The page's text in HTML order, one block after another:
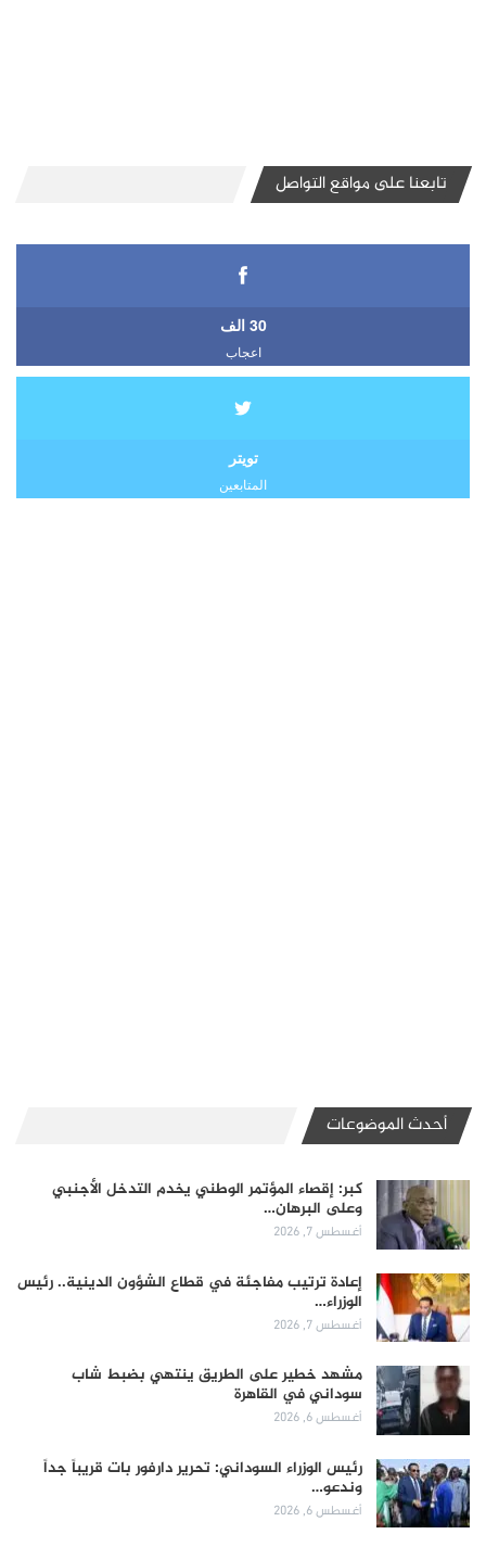
تابعنا على مواقع التواصل
30 الف
اعجاب
تويتر
المتابعين
أحدث الموضوعات
كبر: إقصاء المؤتمر الوطني يخدم التدخل الأجنبي
وعلى البرهان…
أغسطس 7, 2026
إعادة ترتيب مفاجئة في قطاع الشؤون الدينية.. رئيس
الوزراء…
أغسطس 7, 2026
مشهد خطير على الطريق ينتهي بضبط شاب
سوداني في القاهرة
أغسطس 6, 2026
رئيس الوزراء السوداني: تحرير دارفور بات قريباً جداً
وندعو…
أغسطس 6, 2026